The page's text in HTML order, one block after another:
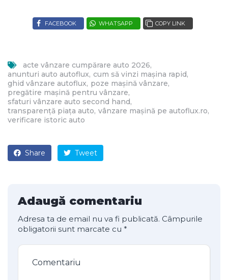
FACEBOOK WHATSAPP COPY LINK
acte vânzare cumpărare auto 2026
anunturi auto autoflux cum să vinzi mașina rapid
ghid vânzare autoflux poze mașină vânzare
pregătire mașină pentru vânzare
sfaturi vânzare auto second hand
transparență piața auto vânzare mașină pe autoflux.ro
verificare istoric auto
Share Tweet
Adaugă comentariu
Adresa ta de email nu va fi publicată. Câmpurile
obligatorii sunt marcate cu *